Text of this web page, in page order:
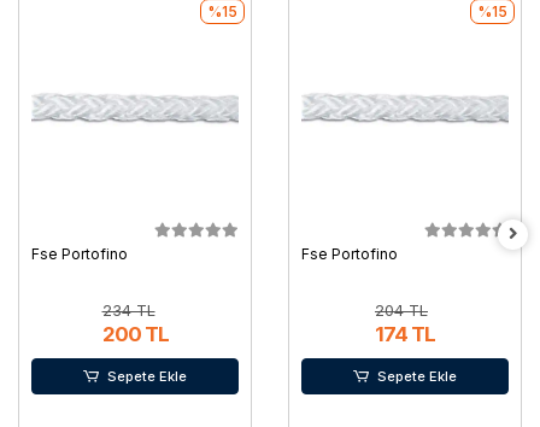
Fse Portofino
234 TL
200 TL
%15
Sepete Ekle
Fse Portofino
204 TL
174 TL
%15
Sepete Ekle